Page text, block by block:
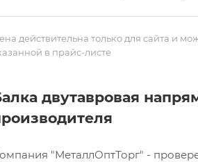
действительна только для сайта и
в прайс-листе
двутавровая
"МеталлОптТорг" -